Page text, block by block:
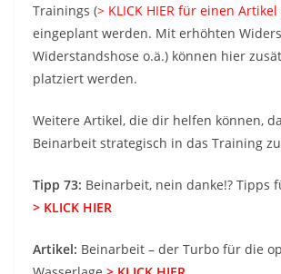
Trainings (> KLICK HIER für einen
eingeplant werden. Mit erhöhten
Widerstandshose o.ä.) können hier
platziert werden.
Weitere Artikel, die dir helfen können,
Beinarbeit strategisch in das Training
Tipp 73: Beinarbeit, nein danke!? Tipps
> KLICK HIER
Artikel: Beinarbeit – der Turbo für die